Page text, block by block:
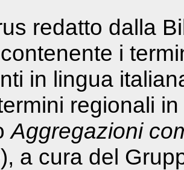
redatto dalla
i
in lingua
regionali
Aggregazioni
), a cura del